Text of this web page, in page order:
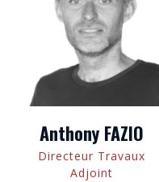
Anthony FAZIO
Directeur Travaux
Adjoint